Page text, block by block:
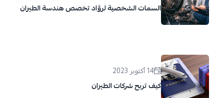
السمات الشخصية لروَّاد تخصص هندسة الطيران
14 أكتوبر 2023
كيف تربح شركات الطيران